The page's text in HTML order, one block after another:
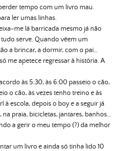
tempo com um livro mau.
ler umas linhas.
me lá barricada mesmo já não
serve. Quando vêem um
a brincar, a dormir, com o pai…
me apetece regressar à história. A
às 5:30, às 6:00 passeio o cão,
o cão, às vezes tenho treino e às
à escola, depois o boy e a seguir já
na praia, bicicletas, jantares, banhos…
a gerir o meu tempo (?) da melhor
um livro e ainda só tinha lido 10